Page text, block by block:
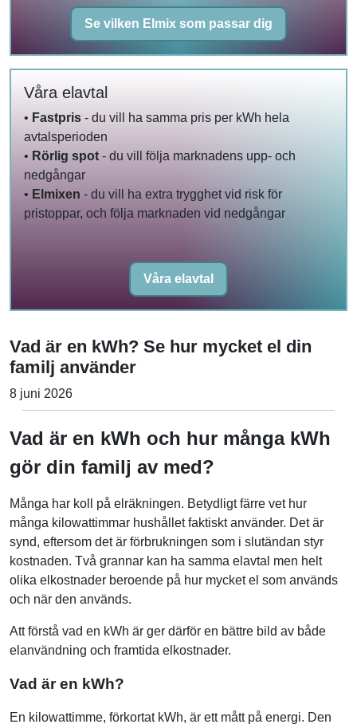
Se vilken Elmix som passar dig
Våra elavtal
• Fastpris - du vill ha samma pris per kWh hela
avtalsperioden
• Rörlig spot - du vill följa marknadens upp- och
nedgångar
• Elmixen - du vill ha extra trygghet vid risk för
pristoppar, och följa marknaden vid nedgångar
Våra elavtal
Vad är en kWh? Se hur mycket el din
familj använder
8 juni 2026
Vad är en kWh och hur många kWh
gör din familj av med?
Många har koll på elräkningen. Betydligt färre vet hur
många kilowattimmar hushållet faktiskt använder. Det är
synd, eftersom det är förbrukningen som i slutändan styr
kostnaden. Två grannar kan ha samma elavtal men helt
olika elkostnader beroende på hur mycket el som används
och när den används.
Att förstå vad en kWh är ger därför en bättre bild av både
elanvändning och framtida elkostnader.
Vad är en kWh?
En kilowattimme, förkortat kWh, är ett mått på energi. Den